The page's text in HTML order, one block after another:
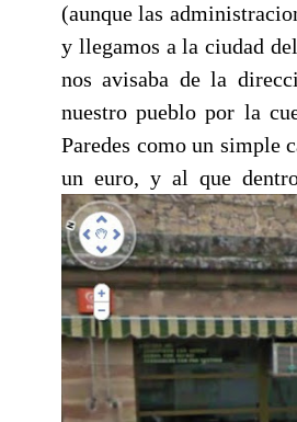
(aunque las
y llegamos a la ciudad
nos avisaba de la
nuestro pueblo por la
Paredes como un simple
un euro, y al que